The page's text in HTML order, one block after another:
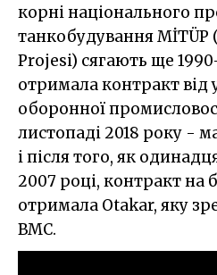
корні національного
танкобудування
Projesi) сягають ще
отримала контракт від
оборонної
листопаді 2018 року -
і після того, як
2007 році, контракт на
отримала Otakar, яку
BMC.